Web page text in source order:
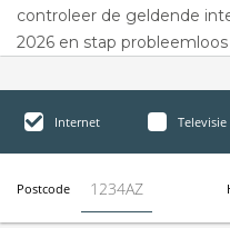
controleer de geldende
2026 en stap probleemloos
Internet Televisie
Postcode